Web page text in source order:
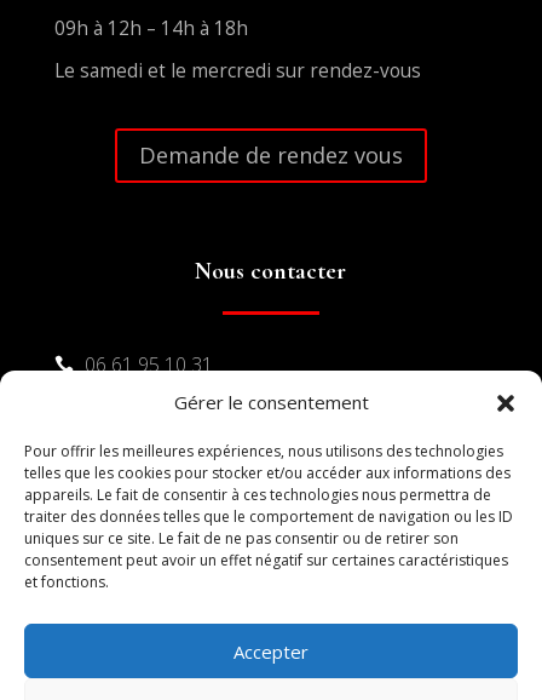
Gérer le consentement
Pour offrir les meilleures expériences, nous utilisons des technologies
telles que les cookies pour stocker et/ou accéder aux informations des
appareils. Le fait de consentir à ces technologies nous permettra de
traiter des données telles que le comportement de navigation ou les ID
uniques sur ce site. Le fait de ne pas consentir ou de retirer son
consentement peut avoir un effet négatif sur certaines caractéristiques
et fonctions.
Accepter
09h à 12h – 14h à 18h
Le samedi et le mercredi sur rendez-vous
Demande de rendez vous
Nous contacter
 06 61 95 10 31
04 48 17 16 23
 34500 Béziers